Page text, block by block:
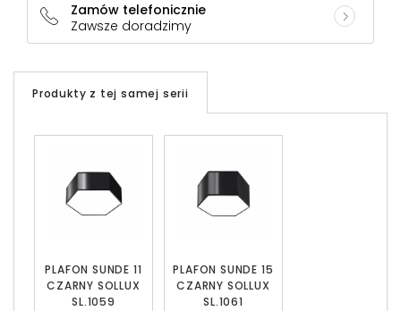
Zamów telefonicznie
Zawsze doradzimy
Produkty z tej samej serii
PLAFON SUNDE 11
CZARNY SOLLUX
SL.1059
PLAFON SUNDE 15
CZARNY SOLLUX
SL.1061